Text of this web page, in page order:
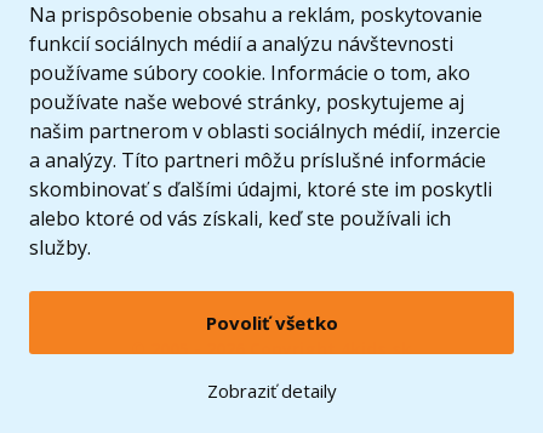
Na prispôsobenie obsahu a reklám, poskytovanie
funkcií sociálnych médií a analýzu návštevnosti
používame súbory cookie. Informácie o tom, ako
používate naše webové stránky, poskytujeme aj
našim partnerom v oblasti sociálnych médií, inzercie
a analýzy. Títo partneri môžu príslušné informácie
skombinovať s ďalšími údajmi, ktoré ste im poskytli
alebo ktoré od vás získali, keď ste používali ich
služby.
Povoliť všetko
Zobraziť detaily
© 2005 - 2026 Copyright 4kids.sk
LEGO, logo LEGO a minifigúrka sú ochrannými známkami spoločnosti LEGO Group. ©
2024 The LEGO Group.